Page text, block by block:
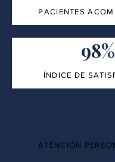
PACIENTES
98%
ÍNDICE DE
ATENCIÓN